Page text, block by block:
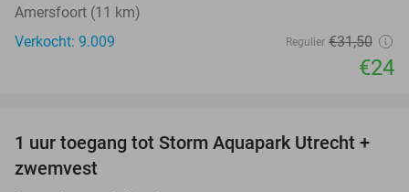
Amersfoort (11 km)
Verkocht: 9.009
Regulier €31,50
€24
31%
1 uur toegang tot Storm Aquapark Utrecht +
zwemvest